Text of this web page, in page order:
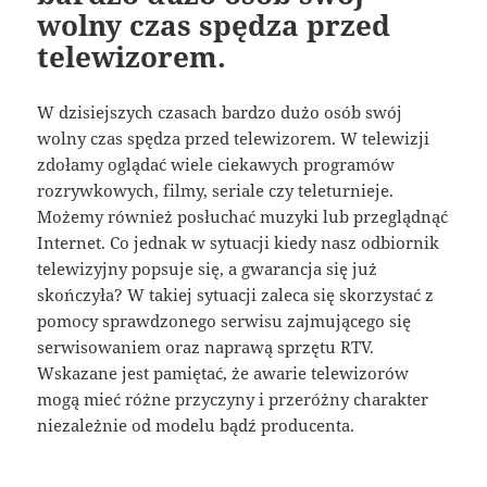
wolny czas spędza przed
telewizorem.
W dzisiejszych czasach bardzo dużo osób swój
wolny czas spędza przed telewizorem. W telewizji
zdołamy oglądać wiele ciekawych programów
rozrywkowych, filmy, seriale czy teleturnieje.
Możemy również posłuchać muzyki lub przeglądnąć
Internet. Co jednak w sytuacji kiedy nasz odbiornik
telewizyjny popsuje się, a gwarancja się już
skończyła? W takiej sytuacji zaleca się skorzystać z
pomocy sprawdzonego serwisu zajmującego się
serwisowaniem oraz naprawą sprzętu RTV.
Wskazane jest pamiętać, że awarie telewizorów
mogą mieć różne przyczyny i przeróżny charakter
niezależnie od modelu bądź producenta.